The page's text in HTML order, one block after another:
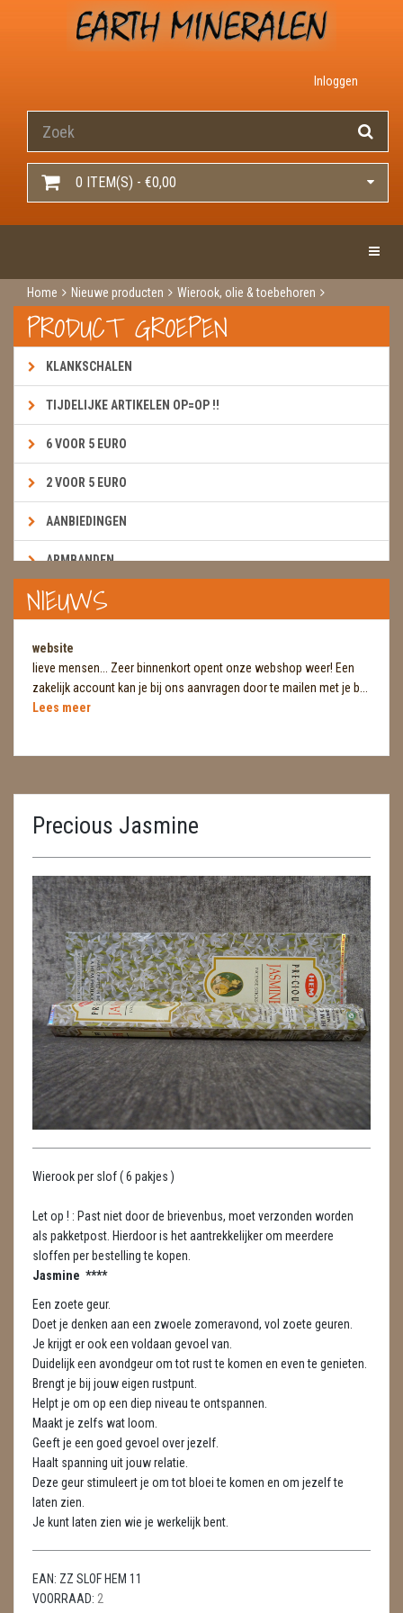
Inloggen
0 ITEM(S) - €0,00
Home Nieuwe producten
Wierook, olie & toebehoren
Wierook
Wierook hem / darshan
PRODUCT GROEPEN
KLANKSCHALEN
TIJDELIJKE ARTIKELEN OP=OP !!
6 VOOR 5 EURO
2 VOOR 5 EURO
AANBIEDINGEN
ARMBANDEN
BOEKEN & KAARTEN E.A.R.T.H.
BROEKZAKSTENEN
CADEAUBONNEN
DIERTJES
DIVERSE
ENGELEN
GEODE 'S / STANDAARDS
GESLEPEN STENEN
HANGERS
HARTEN
HUISREINIGING
KAARSEN
MASSAGE
METEORIETEN
READING EN PERSOONLIJK ADVIES
SCHEDELS / SKULLS
SELENIET
SPECIALE STUKKEN
TELEFOON KOORDEN
THEELICHTEN
VLINDERS
WIEROOK
NIEUWS
website
lieve mensen... Zeer binnenkort opent onze webshop weer! Een
zakelijk account kan je bij ons aanvragen door te mailen met je b...
Lees meer
Precious Jasmine
Wierook per slof ( 6 pakjes )
Let op ! : Past niet door de brievenbus, moet verzonden worden
als pakketpost. Hierdoor is het aantrekkelijker om meerdere
sloffen per bestelling te kopen.
Jasmine ****
Een zoete geur.
Doet je denken aan een zwoele zomeravond, vol zoete geuren.
Je krijgt er ook een voldaan gevoel van.
Duidelijk een avondgeur om tot rust te komen en even te genieten.
Brengt je bij jouw eigen rustpunt.
Helpt je om op een diep niveau te ontspannen.
Maakt je zelfs wat loom.
Geeft je een goed gevoel over jezelf.
Haalt spanning uit jouw relatie.
Deze geur stimuleert je om tot bloei te komen en om jezelf te
laten zien.
Je kunt laten zien wie je werkelijk bent.
EAN: ZZ SLOF HEM 11
VOORRAAD: 2